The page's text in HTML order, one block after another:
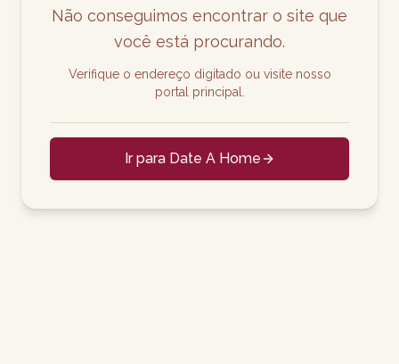
Não conseguimos encontrar o site que
você está procurando.
Verifique o endereço digitado ou visite nosso
portal principal.
Ir para Date A Home